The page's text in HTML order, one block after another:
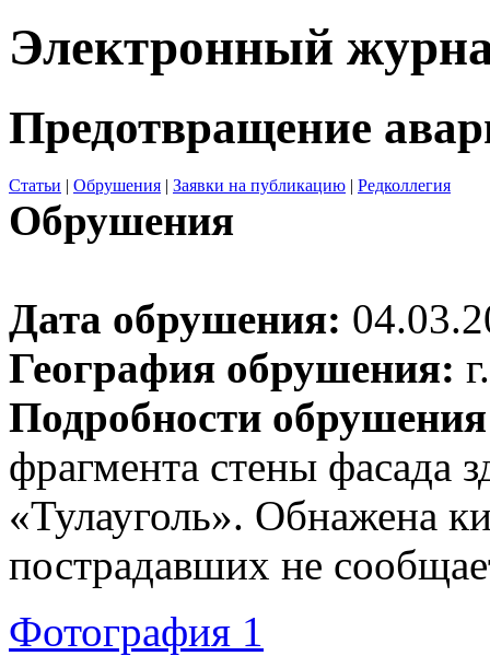
Электронный
Предотвращение
Статьи | Обрушения | Заявки на публикацию | Редколлегия
Обрушения
Дата обрушения:
География обрушения:
Подробности
фрагмента стены фасада
«Тулауголь». Обнажена
пострадавших не
Фотография 1